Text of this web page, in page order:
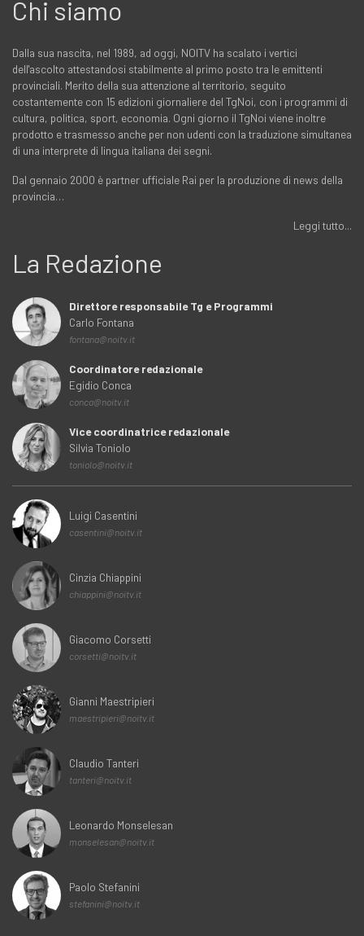
Chi siamo
Dalla sua nascita, nel 1989, ad oggi, NOITV ha scalato i vertici
dell'ascolto attestandosi stabilmente al primo posto tra le emittenti
provinciali. Merito della sua attenzione al territorio, seguito
costantemente con 15 edizioni giornaliere del TgNoi, con i programmi di
cultura, politica, sport, economia. Ogni giorno il TgNoi viene inoltre
prodotto e trasmesso anche per non udenti con la traduzione simultanea
di una interprete di lingua italiana dei segni.
Dal gennaio 2000 è partner ufficiale Rai per la produzione di news della
provincia…
Leggi tutto...
La Redazione
Direttore responsabile Tg e Programmi
Carlo Fontana
fontana@noitv.it
Coordinatore redazionale
Egidio Conca
conca@noitv.it
Vice coordinatrice redazionale
Silvia Toniolo
toniolo@noitv.it
Luigi Casentini
casentini@noitv.it
Cinzia Chiappini
chiappini@noitv.it
Giacomo Corsetti
corsetti@noitv.it
Gianni Maestripieri
maestripieri@noitv.it
Claudio Tanteri
tanteri@noitv.it
Leonardo Monselesan
monselesan@noitv.it
Paolo Stefanini
stefanini@noitv.it